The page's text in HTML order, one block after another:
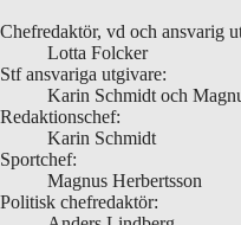
Chefredaktör, vd och ansvarig
Lotta Folcker
Stf ansvariga utgivare:
Karin Schmidt och
Redaktionschef:
Karin Schmidt
Sportchef:
Magnus Herbertsson
Politisk chefredaktör: